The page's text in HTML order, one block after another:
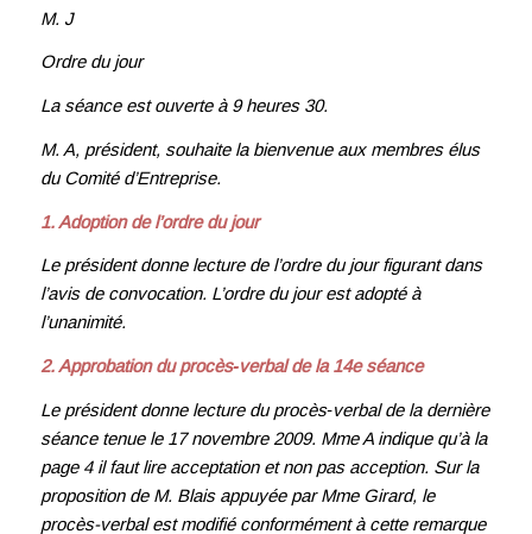
M. J
Ordre du jour
La séance est ouverte à 9 heures 30.
M. A, président, souhaite la bienvenue aux membres élus
du Comité d’Entreprise.
1. Adoption de l’ordre du jour
Le président donne lecture de l’ordre du jour figurant dans
l’avis de convocation. L’ordre du jour est adopté à
l’unanimité.
2. Approbation du procès‑verbal de la 14e séance
Le président donne lecture du procès‑verbal de la dernière
séance tenue le 17 novembre 2009. Mme A indique qu’à la
page 4 il faut lire acceptation et non pas acception. Sur la
proposition de M. Blais appuyée par Mme Girard, le
procès-verbal est modifié conformément à cette remarque